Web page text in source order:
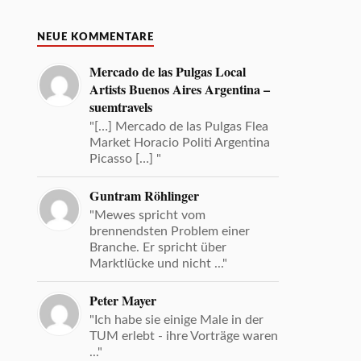
NEUE KOMMENTARE
Mercado de las Pulgas Local
Artists Buenos Aires Argentina –
suemtravels
"[…] Mercado de las Pulgas Flea
Market Horacio Politi Argentina
Picasso […] "
Guntram Röhlinger
"Mewes spricht vom
brennendsten Problem einer
Branche. Er spricht über
Marktlücke und nicht ..."
Peter Mayer
"Ich habe sie einige Male in der
TUM erlebt - ihre Vorträge waren
..."